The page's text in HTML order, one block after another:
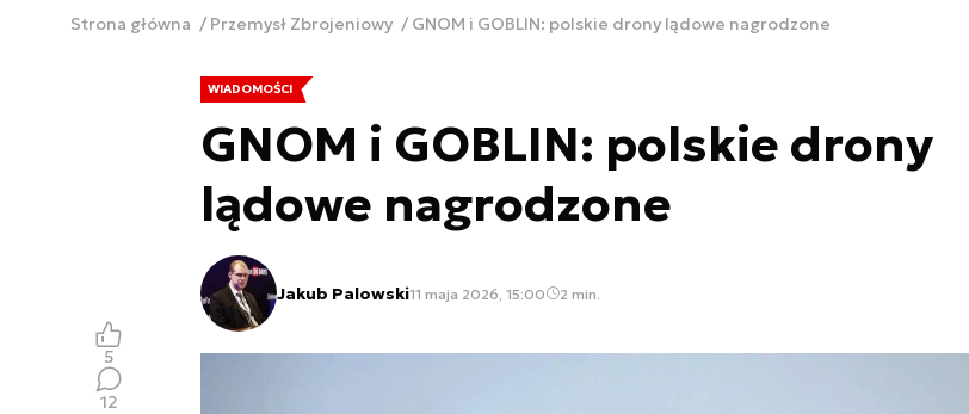
Strona główna Przemysł Zbrojeniowy GNOM i GOBLIN: polskie drony lądowe nagrodzone
WIADOMOŚCI
GNOM i GOBLIN: polskie drony
lądowe nagrodzone
Jakub Palowski11 maja 2026, 15:00 2 min.
5
12